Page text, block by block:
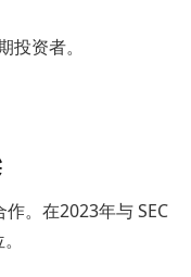
资者。
。在2023年与 SEC